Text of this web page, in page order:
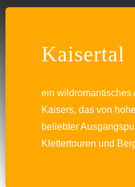
Kaisertal
ein wildromantisches
Kaisers, das von
beliebter
Klettertouren und